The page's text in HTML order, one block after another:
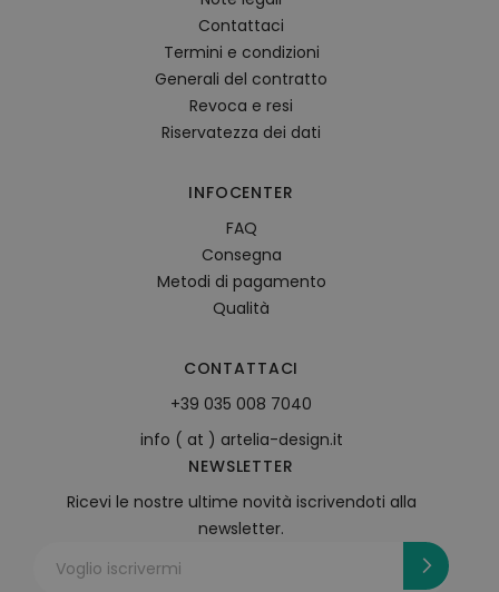
Contattaci
Termini e condizioni
Generali del contratto
Revoca e resi
Riservatezza dei dati
INFOCENTER
FAQ
Consegna
Metodi di pagamento
Qualità
CONTATTACI
+39 035 008 7040
info ( at ) artelia-design.it
NEWSLETTER
Ricevi le nostre ultime novità iscrivendoti alla
newsletter.
Voglio iscrivermi